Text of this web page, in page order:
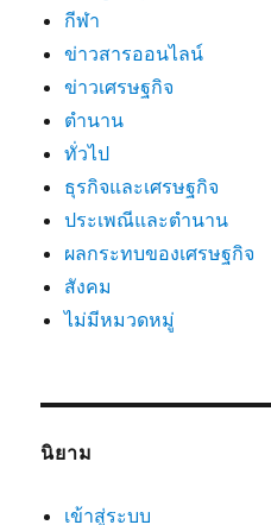
กีฬา
ข่าวสารออนไลน์
ข่าวเศรษฐกิจ
ตำนาน
ทั่วไป
ธุรกิจและเศรษฐกิจ
ประเพณีและตำนาน
ผลกระทบของเศรษฐกิจ
สังคม
ไม่มีหมวดหมู่
นิยาม
เข้าสู่ระบบ